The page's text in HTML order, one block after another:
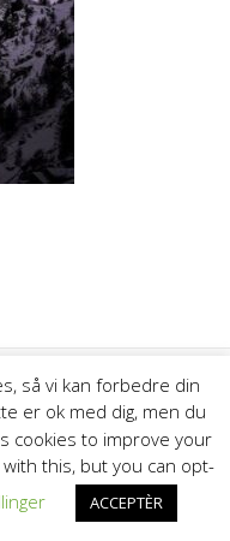
Bygget ved at bruge
Theme
så vi kan forbedre din
er ok med dig, men du
cookies to improve your
this, but you can opt-
ACCEPTÈR